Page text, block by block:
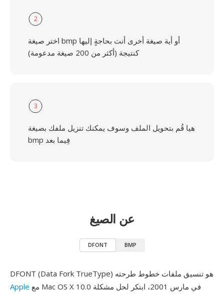
2
اختر صيغة bmp أو أية صيغة أخرى أنت بحاجةٍ إليها
كنتيجة (أكثر من 200 صيغة مدعومة)
3
هيا قُم بتحويل الملف وسوف يمكنك تنزيل ملفك بصيغة
bmp فِيما بعد
عن الصيغ
DFONT BMP
DFONT (Data Fork TrueType) هو تنسيق ملفات خطوط طرحته
Apple